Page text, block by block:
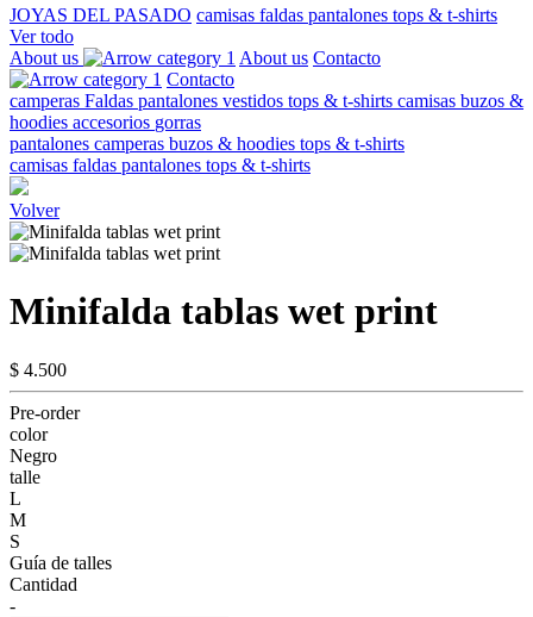
JOYAS DEL PASADO camisas faldas pantalones tops & t-shirts
Ver todo
About us
About us Contacto
Contacto
camperas Faldas pantalones vestidos tops & t-shirts camisas buzos &
hoodies accesorios gorras
pantalones camperas buzos & hoodies tops & t-shirts
camisas faldas pantalones tops & t-shirts
Volver
Minifalda tablas wet print
$ 4.500
Pre-order
color
Negro
talle
L
M
S
Guía de talles
Cantidad
-